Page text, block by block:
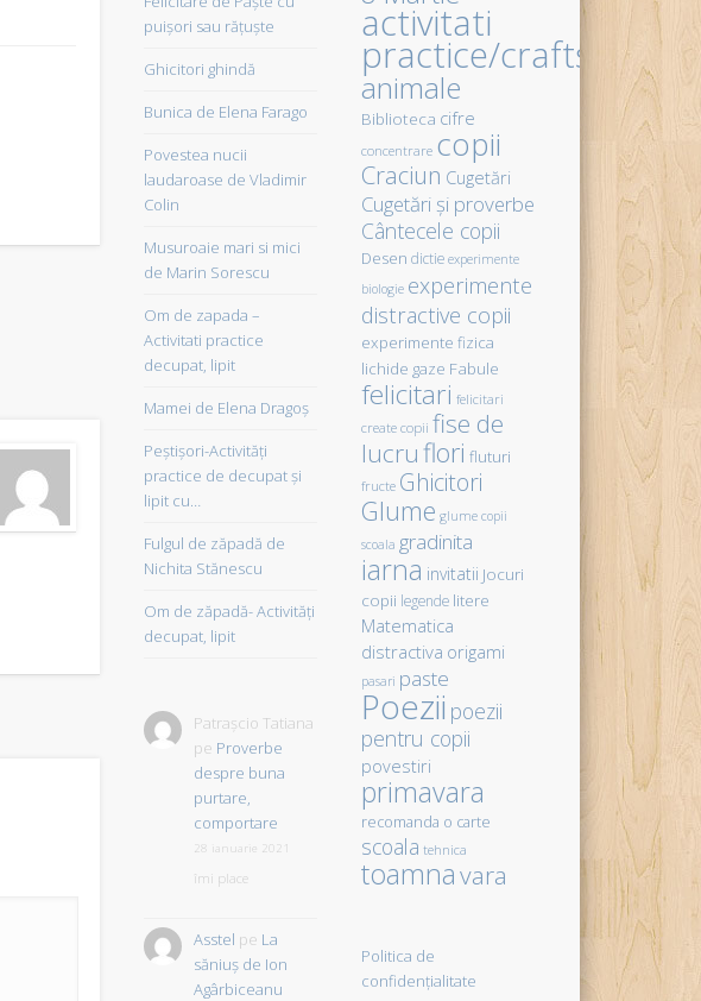
puișori sau rățuște
Ghicitori ghindă
Bunica de Elena Farago
Povestea nucii
laudaroase de Vladimir
Colin
Musuroaie mari si mici
de Marin Sorescu
Om de zapada –
Activitati practice
decupat, lipit
Mamei de Elena Dragoş
Peştişori-Activităţi
practice de decupat şi
lipit cu…
Fulgul de zăpadă de
Nichita Stănescu
Om de zăpadă- Activităţi
decupat, lipit
Patrașcio Tatiana
pe Proverbe
despre buna
purtare,
comportare
28 ianuarie 2021
îmi place
Asstel pe La
săniuş de Ion
Agârbiceanu
activitati
practice/crafts
animale
Biblioteca cifre
concentrare copii
Craciun Cugetări
Cugetări şi proverbe
Cântecele copii
Desen dictie experimente
biologie experimente
distractive copii
experimente fizica
lichide gaze Fabule
felicitari felicitari
create copii fise de
lucruflori fluturi
fructe Ghicitori
Glume glume copii
scoala gradinita
iarna invitatii Jocuri
copii legende litere
Matematica
distractiva origami
pasari paste
Poezii poezii
pentru copii
povestiri
primavara
recomanda o carte
scoala tehnica
toamnavara
Politica de
confidențialitate